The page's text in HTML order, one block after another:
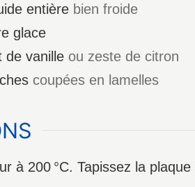
entière bien froide
glace
de vanille ou zeste de citron
coupées en lamelles
à 200 °C. Tapissez la